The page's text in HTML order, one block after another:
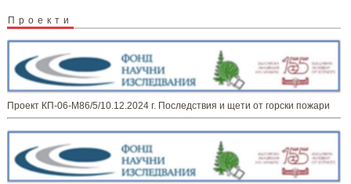
Проекти
Проект КП-06-М86/5/10.12.2024 г. Последствия и щети от горски пожари